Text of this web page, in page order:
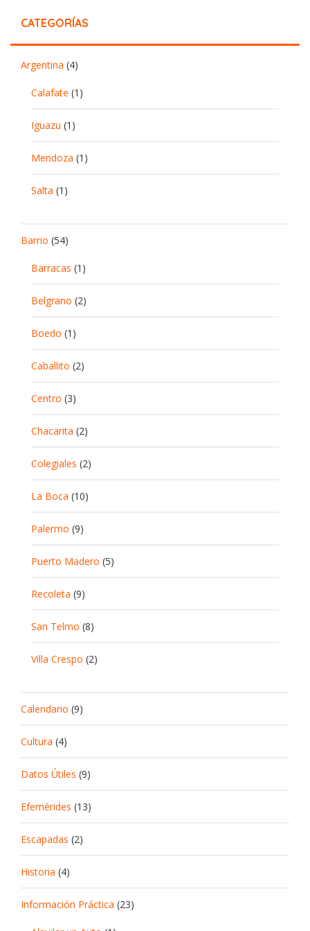
CATEGORÍAS
Argentina (4)
Calafate (1)
Iguazu (1)
Mendoza (1)
Salta (1)
Barrio (54)
Barracas (1)
Belgrano (2)
Boedo (1)
Caballito (2)
Centro (3)
Chacarita (2)
Colegiales (2)
La Boca (10)
Palermo (9)
Puerto Madero (5)
Recoleta (9)
San Telmo (8)
Villa Crespo (2)
Calendario (9)
Cultura (4)
Datos Útiles (9)
Efemérides (13)
Escapadas (2)
Historia (4)
Información Práctica (23)